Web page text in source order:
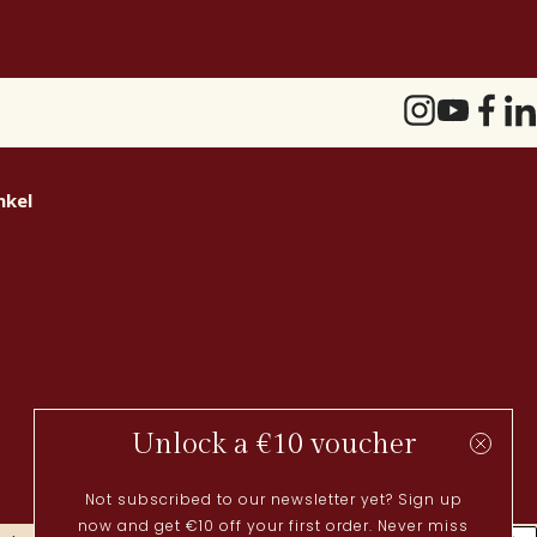
Unlock a €10 voucher
Not subscribed to our newsletter yet? Sign up
now and get €10 off your first order. Never miss